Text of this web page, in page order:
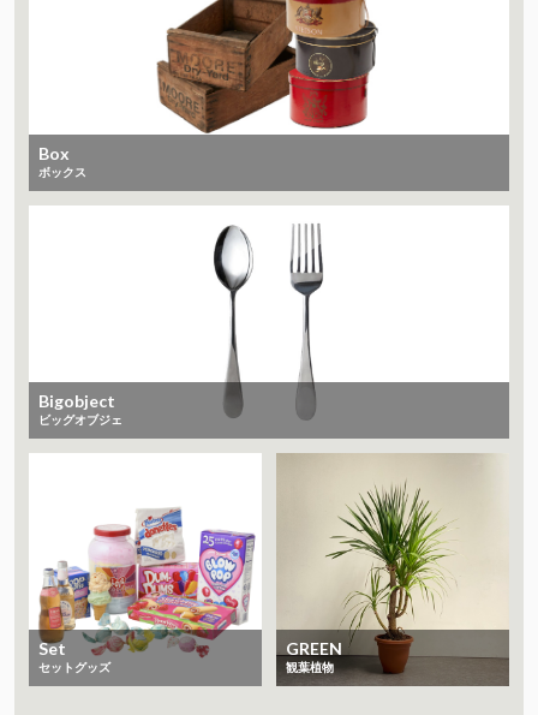
Box
ボックス
Bigobject
ビッグオブジェ
Set
セットグッズ
GREEN
観葉植物